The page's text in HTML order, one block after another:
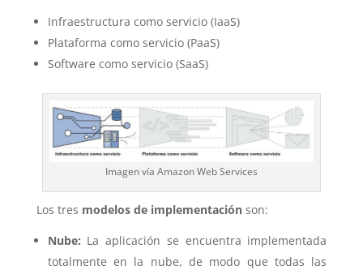
Infraestructura como servicio (IaaS)
Plataforma como servicio (PaaS)
Software como servicio (SaaS)
Imagen vía Amazon Web Services
Los tres modelos de implementaciónson:
Nube: La aplicación se encuentra implementada
totalmente en la nube, de modo que todas las